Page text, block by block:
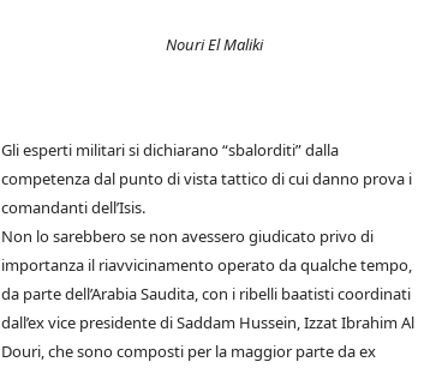
Nouri El Maliki
Gli esperti militari si dichiarano “sbalorditi” dalla
competenza dal punto di vista tattico di cui danno prova i
comandanti dell’Isis.
Non lo sarebbero se non avessero giudicato privo di
importanza il riavvicinamento operato da qualche tempo,
da parte dell’Arabia Saudita, con i ribelli baatisti coordinati
dall’ex vice presidente di Saddam Hussein, Izzat Ibrahim Al
Douri, che sono composti per la maggior parte da ex